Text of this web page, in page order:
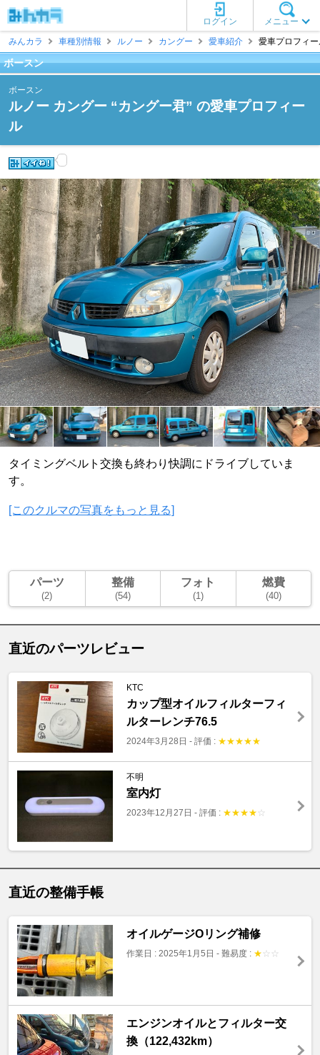
メニュー
ログイン
みんカラ
車種別情報 ルノー カングー 愛車紹介 愛車プロフィ
ボースン
ボースン
ルノー カングー “カングー君” の愛車プロフィー
ル
タイミングベルト交換も終わり快調にドライブしていま
す。
[このクルマの写真をもっと見る]
パーツ
(2)
整備
(54)
フォト
(1)
燃費
(40)
直近のパーツレビュー
KTC
カップ型オイルフィルターフィ
ルターレンチ76.5
2024年3月28日 - 評価 : ★★★★★
不明
室内灯
2023年12月27日 - 評価 : ★★★★ ☆
直近の整備手帳
オイルゲージOリング補修
作業日 : 2025年1月5日 - 難易度 : ★ ☆ ☆
エンジンオイルとフィルター交
換（122,432km）